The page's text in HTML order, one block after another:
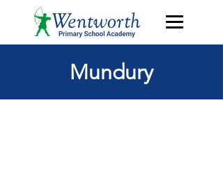
Mundury